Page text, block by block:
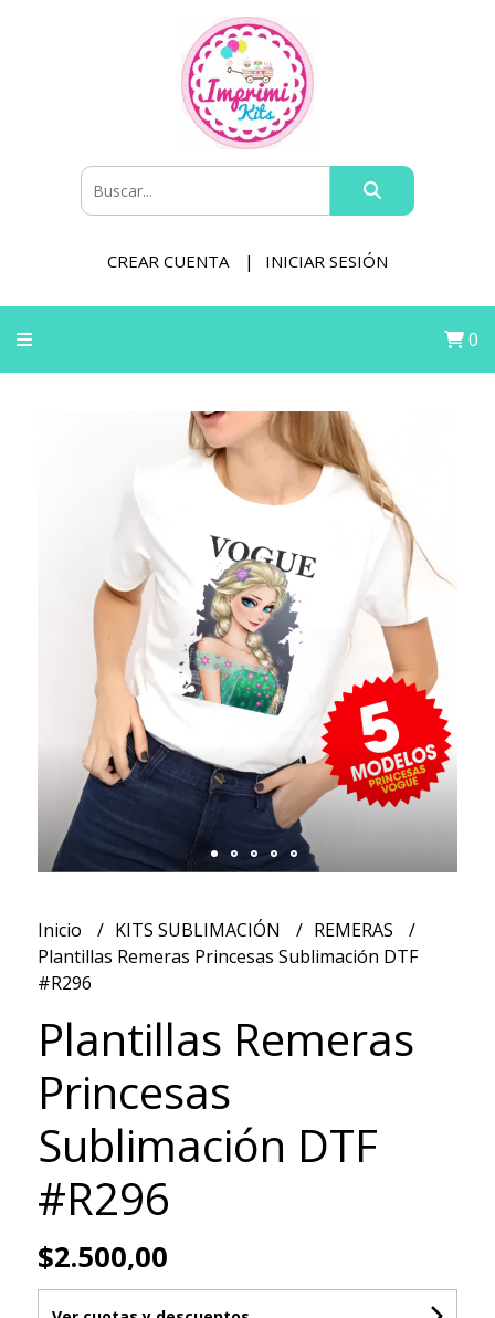
CREAR CUENTA INICIAR SESIÓN
0
Inicio KITS SUBLIMACIÓN
REMERAS
Plantillas Remeras Princesas Sublimación DTF
#R296
Plantillas Remeras
Princesas
Sublimación DTF
#R296
$2.500,00